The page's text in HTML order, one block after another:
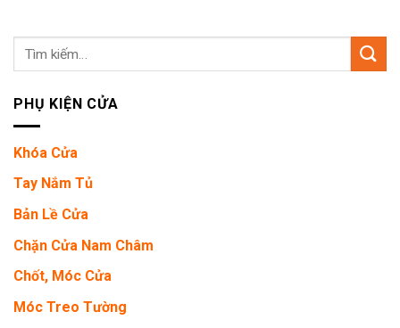
Tìm
PHỤ KIỆN CỬA
Khóa Cửa
Tay Nắm Tủ
Bản Lề Cửa
Chặn Cửa Nam Châm
Chốt, Móc Cửa
Móc Treo Tường